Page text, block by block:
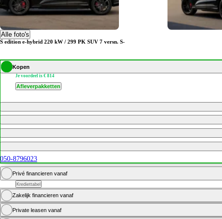
Alle foto's
Audi Q5
S edition e-hybrid 220 kW / 299 PK SUV 7 versn. S-
Kopen
Je voordeel is € 814
Afleverpakketten
050-8796023
Privé financieren vanaf
Krediettabel
Zakelijk financieren vanaf
Private leasen vanaf